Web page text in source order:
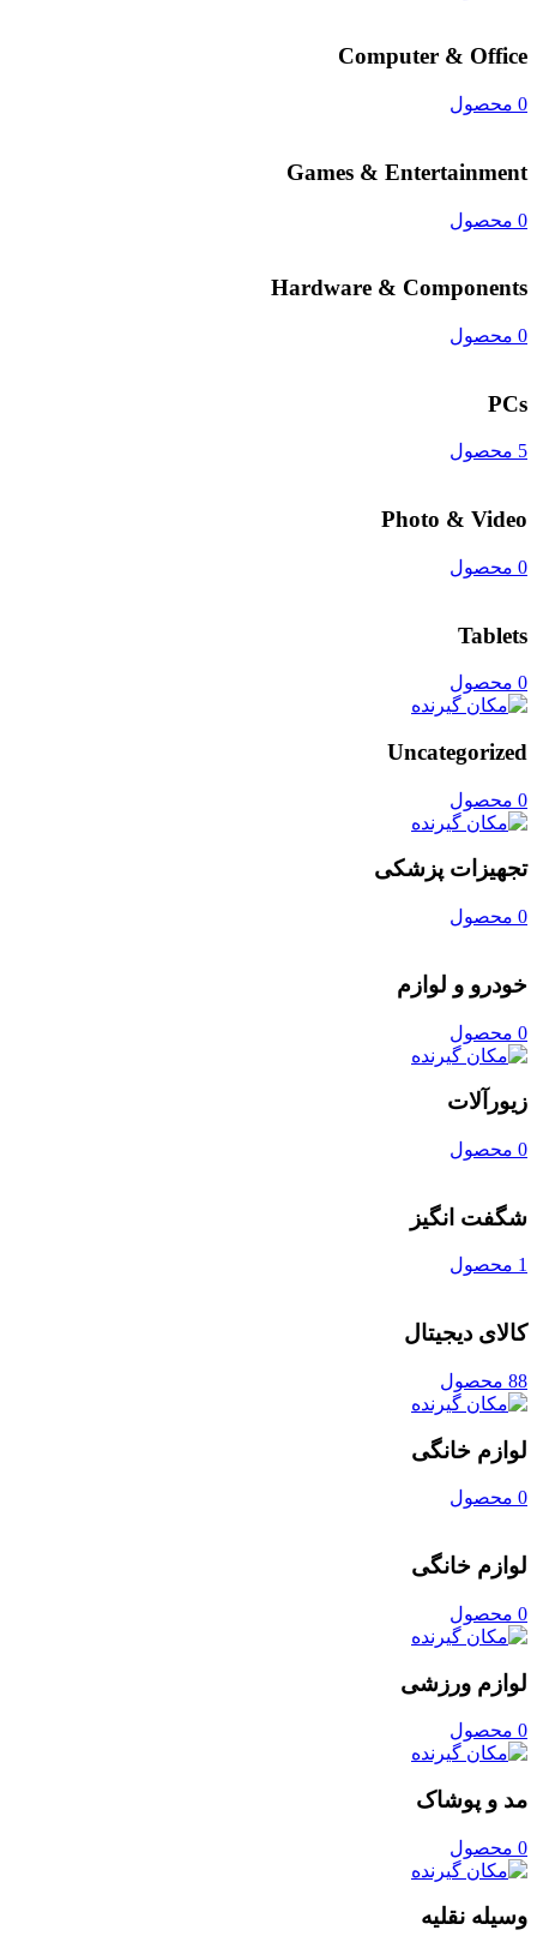
Computer & Office
0 محصول
Games & Entertainment
0 محصول
Hardware & Components
0 محصول
PCs
5 محصول
Photo & Video
0 محصول
Tablets
0 محصول
Uncategorized
0 محصول
تجهیزات پزشکی
0 محصول
خودرو و لوازم
0 محصول
زیورآلات
0 محصول
شگفت انگیز
1 محصول
کالای دیجیتال
88 محصول
لوازم خانگی
0 محصول
لوازم خانگی
0 محصول
لوازم ورزشی
0 محصول
مد و پوشاک
0 محصول
وسیله نقلیه